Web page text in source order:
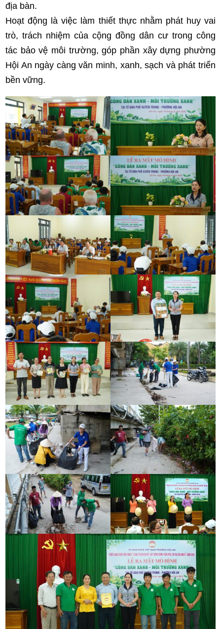
địa bàn.
Hoạt động là việc làm thiết thực nhằm phát huy vai
trò, trách nhiệm của cộng đồng dân cư trong công
tác bảo vệ môi trường, góp phần xây dựng phường
Hội An ngày càng văn minh, xanh, sạch và phát triển
bền vững.